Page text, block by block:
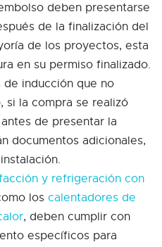
deben presentarse
de la finalización del
de los proyectos, esta
en su permiso finalizado.
de inducción que no
si la compra se realizó
de presentar la
documentos adicionales,
y refrigeración con
los calentadores de
, deben cumplir con
específicos para